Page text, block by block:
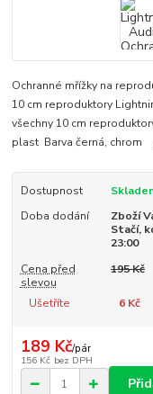
Ochranné mřížky na
10 cm reproduktory
všechny 10 cm
plast Barva černá, chrom
Dostupnost
Doba dodání
Zboží
Stačí,
23:00
Cena před
slevou
195 Kč
Ušetříte 6 Kč
189 Kč/pár
156 Kč bez DPH